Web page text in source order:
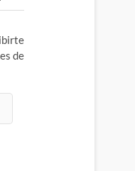
de